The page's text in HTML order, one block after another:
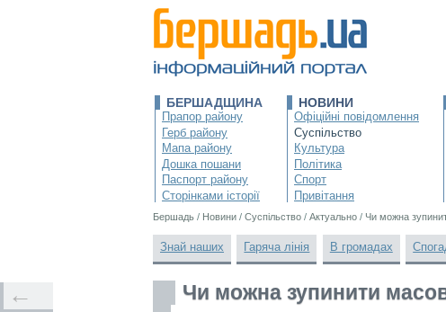
БЕРШАДЩИНА
Прапор району
Герб району
Мапа району
Дошка пошани
Паспорт району
Сторінками історії
НОВИНИ
Офіційні повідомлення
Суспільство
Культура
Політика
Спорт
Привітання
Бершадь / Новини / Суспільство / Актуально / Чи можна
Знай наших Гаряча лінія В громадах
Чи можна зупинити
←